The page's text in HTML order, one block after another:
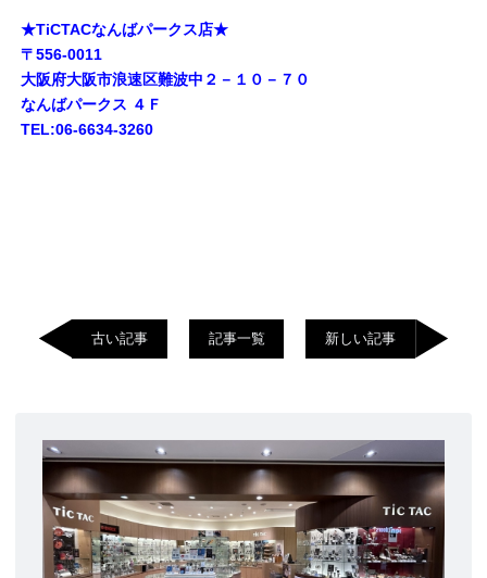
★TiCTACなんばパークス店★
〒556-0011
大阪府大阪市浪速区難波中２－１０－７０
なんばパークス ４Ｆ
TEL:06-6634-3260
古い記事 記事一覧 新しい記事